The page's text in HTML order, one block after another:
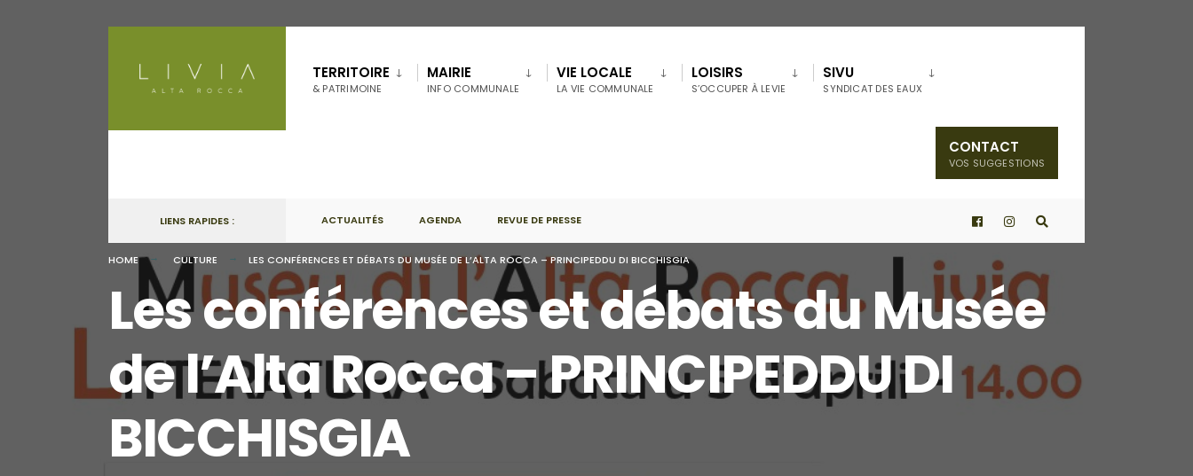
content
TERRITOIRE
& PATRIMOINE
MAIRIE
INFO COMMUNALE
VIE LOCALE
LA VIE COMMUNALE
LOISIRS
S’OCCUPER À LEVIE
SIVU
SYNDICAT DES EAUX
CONTACT
VOS SUGGESTIONS
LIENS RAPIDES : ACTUALITÉS AGENDA REVUE DE PRESSE
HOME CULTURE LES CONFÉRENCES ET DÉBATS DU MUSÉE DE L’ALTA ROCCA – PRINCIPEDDU DI BICCHISGIA
Les conférences et débats du Musée
de l’Alta Rocca – PRINCIPEDDU DI
BICCHISGIA